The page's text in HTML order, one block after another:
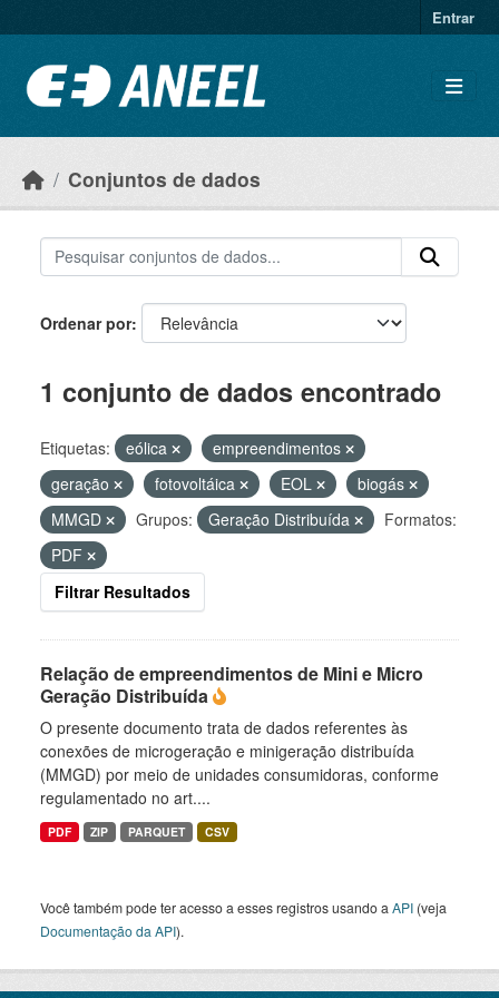
Entrar
Conjuntos de dados
Ordenar por
1 conjunto de dados encontrado
Etiquetas: eólica
empreendimentos
geração
fotovoltáica EOL
biogás
MMGD
Grupos: Geração Distribuída
Formatos:
PDF
Filtrar Resultados
Relação de empreendimentos de Mini e Micro
Geração Distribuída
O presente documento trata de dados referentes às
conexões de microgeração e minigeração distribuída
(MMGD) por meio de unidades consumidoras, conforme
regulamentado no art....
PDF ZIP PARQUET CSV
Você também pode ter acesso a esses registros usando a API (veja
Documentação da API).